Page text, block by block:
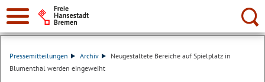
Suche:
Pressemitteilungen Archiv
Neugestaltete Bereiche auf Spielplatz in
Blumenthal werden eingeweiht